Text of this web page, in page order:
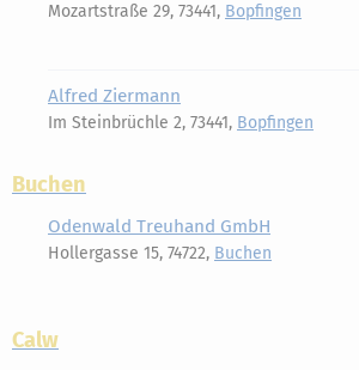
Mozartstraße 29, 73441, Bopfingen
Alfred Ziermann
Im Steinbrüchle 2, 73441, Bopfingen
Buchen
Odenwald Treuhand GmbH
Hollergasse 15, 74722, Buchen
Calw